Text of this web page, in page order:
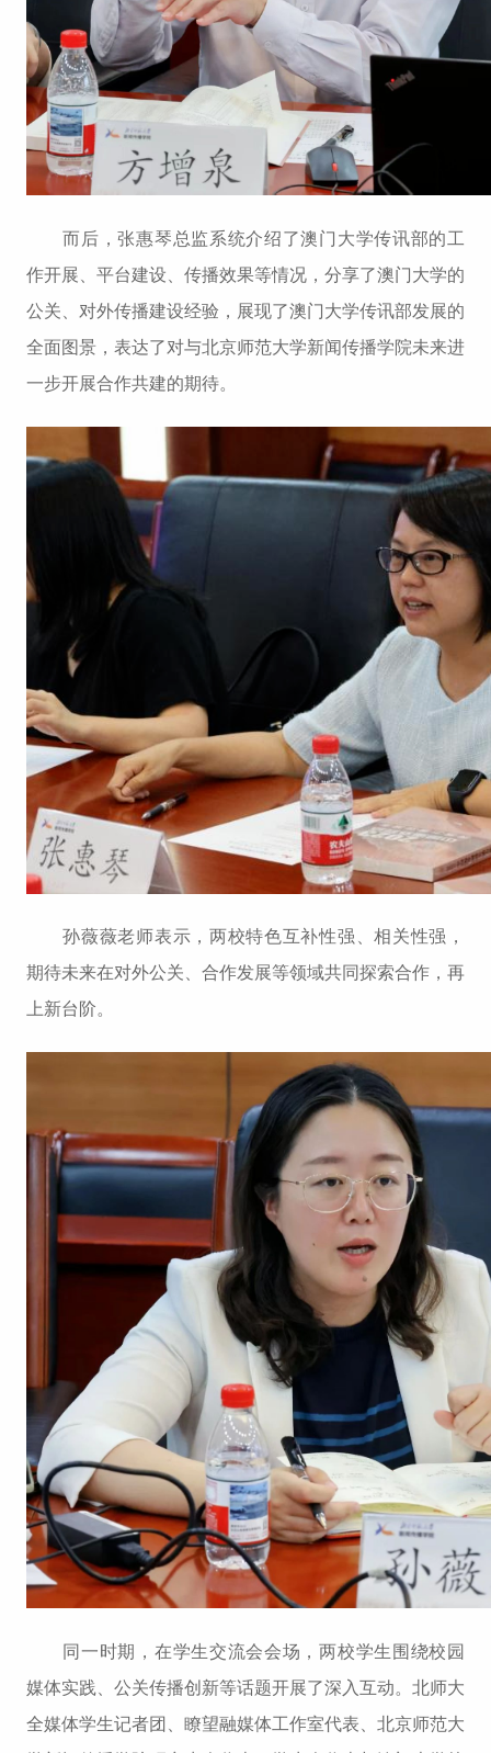
而后，张惠琴总监系统介绍了澳门大学传讯部的工
作开展、平台建设、传播效果等情况，分享了澳门大学的
公关、对外传播建设经验，展现了澳门大学传讯部发展的
全面图景，表达了对与北京师范大学新闻传播学院未来进
一步开展合作共建的期待。
孙薇薇老师表示，两校特色互补性强、相关性强，
期待未来在对外公关、合作发展等领域共同探索合作，再
上新台阶。
同一时期，在学生交流会会场，两校学生围绕校园
媒体实践、公关传播创新等话题开展了深入互动。北师大
全媒体学生记者团、瞭望融媒体工作室代表、北京师范大